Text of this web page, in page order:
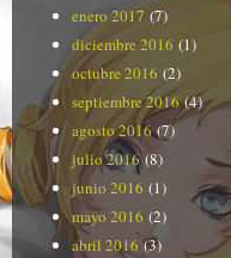
enero 2017 (7)
diciembre 2016 (1)
octubre 2016 (2)
septiembre 2016(4)
agosto 2016(7)
julio 2016(8)
junio 2016 (1)
mayo 2016 (2)
abril 2016 (3)